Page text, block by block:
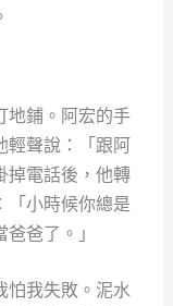
地鋪。阿宏的手
輕聲說：「跟阿
掉電話後，他轉
「小時候你總是
爸了。」
怕我失敗。泥水